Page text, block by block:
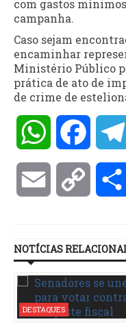
com gastos
campanha.
Caso sejam
encaminhar
Ministério Público
prática de ato de
de crime de
WhatsApp
Email Copy
NOTÍCIAS
DESTAQUES